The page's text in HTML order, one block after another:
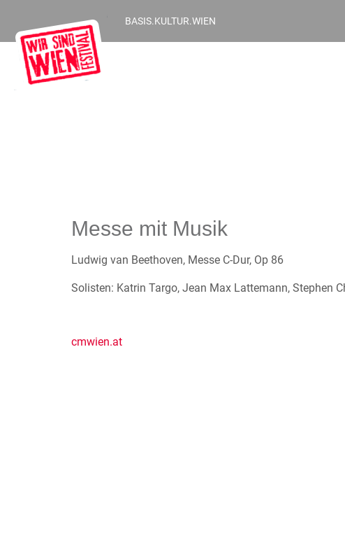
BASIS.KULTUR.WIEN
Messe mit Musik
Ludwig van Beethoven, Messe C-Dur, Op 86
Solisten: Katrin Targo, Jean Max Lattemann, Stephen
cmwien.at